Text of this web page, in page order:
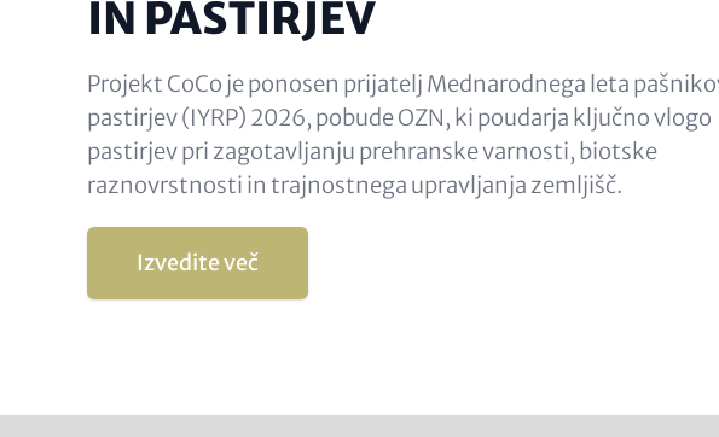
IN PASTIRJEV
Projekt CoCo je ponosen prijatelj Mednarodnega leta
pastirjev (IYRP) 2026, pobude OZN, ki poudarja ključno vlogo
pastirjev pri zagotavljanju prehranske varnosti, biotske
raznovrstnosti in trajnostnega upravljanja zemljišč.
Izvedite več